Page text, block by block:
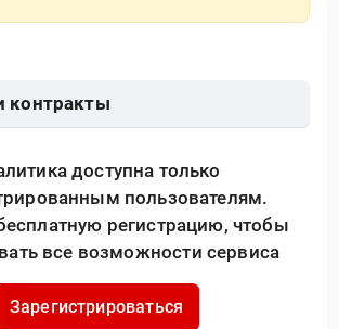
контракты
доступна только
пользователям.
регистрацию, чтобы
все возможности сервиса
Зарегистрироваться